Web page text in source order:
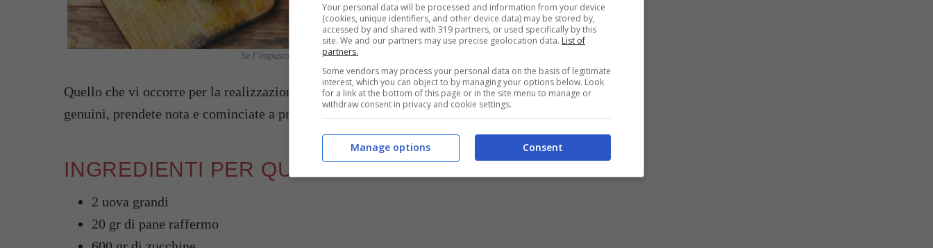
Se l’impasto è troppo umido potete unire anche un cucchiaio di farina – buttalapasta.it
Quello che vi occorre per la realizzazione di questi bocconcini fritti sono pochi ingredienti
genuini, prendete nota e cominciate a prepararli subito, sono buonissimi anche freddi.
INGREDIENTI PER QUATTRO PERSONE
2 uova grandi
20 gr di pane raffermo
Your personal data will be processed and information from your device
(cookies, unique identifiers, and other device data) may be stored by,
accessed by and shared with 319 partners, or used specifically by this
site. We and our partners may use precise geolocation data. List of
partners.
Some vendors may process your personal data on the basis of legitimate
interest, which you can object to by managing your options below. Look
for a link at the bottom of this page or in the site menu to manage or
withdraw consent in privacy and cookie settings.
Consent
Manage options